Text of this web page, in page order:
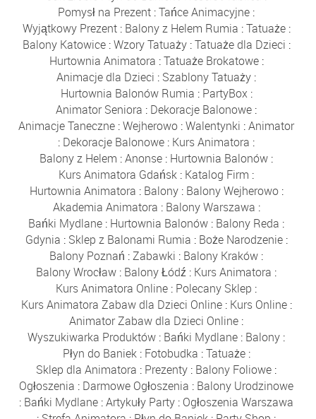
Pomysł na Prezent :Tańce Animacyjne :
Wyjątkowy Prezent: Balony z Helem Rumia :Tatuaże:
Balony Katowice:Wzory Tatuaży:Tatuaże dla Dzieci :
Hurtownia Animatora :Tatuaże Brokatowe:
Animacje dla Dzieci : Szablony Tatuaży :
Hurtownia Balonów Rumia : PartyBox:
Animator Seniora : Dekoracje Balonowe :
Animacje Taneczne :Wejherowo :Walentynki :Animator
: Dekoracje Balonowe : Kurs Animatora :
Balony z Helem :Anonse : Hurtownia Balonów :
Kurs Animatora Gdańsk : Katalog Firm :
Hurtownia Animatora : Balony: Balony Wejherowo:
Akademia Animatora : Balony Warszawa :
Bańki Mydlane : Hurtownia Balonów : Balony Reda :
Gdynia : Sklep z Balonami Rumia : Boże Narodzenie:
Balony Poznań :Zabawki : Balony Kraków :
Balony Wrocław : Balony Łódź : Kurs Animatora :
Kurs Animatora Online : Polecany Sklep :
Kurs Animatora Zabaw dla Dzieci Online: Kurs Online:
Animator Zabaw dla Dzieci Online :
Wyszukiwarka Produktów : Bańki Mydlane : Balony :
Płyn do Baniek: Fotobudka :Tatuaże:
Sklep dla Animatora : Prezenty : Balony Foliowe :
Ogłoszenia : Darmowe Ogłoszenia : Balony Urodzinowe
: Bańki Mydlane :Artykuły Party : Ogłoszenia Warszawa